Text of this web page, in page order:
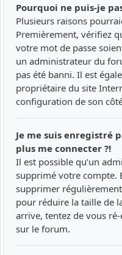
Pourquoi ne puis-je
Plusieurs raisons
Premièrement, vérifiez
votre mot de passe
un administrateur du
pas été banni. Il est
propriétaire du site
configuration de son
Je me suis enregistré
plus me connecter ?!
Il est possible qu’un
supprimé votre compte.
supprimer
pour réduire la taille de
arrive, tentez de vous
sur le forum.